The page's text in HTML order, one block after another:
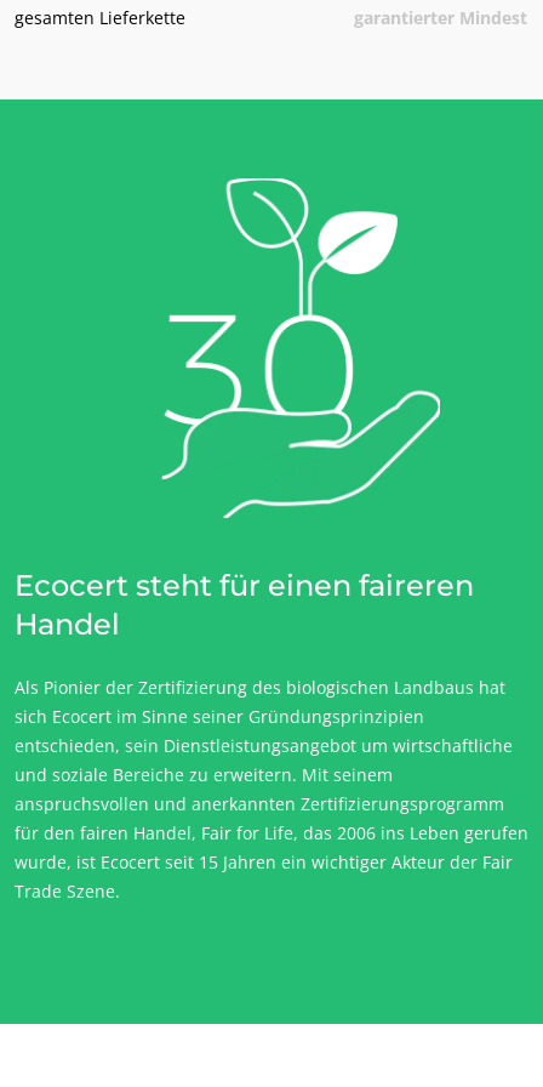
Mit unseren Services handeln
Mit unseren Teams bewegen
Aktiv für unsere Umwelt
Innovation mit unserem Ökosystem
gesamten Lieferkette
garantierter
Ecocert steht für einen faireren
Handel
Als Pionier der Zertifizierung des biologischen Landbaus hat
sich Ecocert im Sinne seiner Gründungsprinzipien
entschieden, sein Dienstleistungsangebot um wirtschaftliche
und soziale Bereiche zu erweitern. Mit seinem
anspruchsvollen und anerkannten Zertifizierungsprogramm
für den fairen Handel, Fair for Life, das 2006 ins Leben gerufen
wurde, ist Ecocert seit 15 Jahren ein wichtiger Akteur der Fair
Trade Szene.